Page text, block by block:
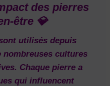
des pierres
être 💎
utilisés depuis
nombreuses cultures
Chaque pierre a
qui influencent